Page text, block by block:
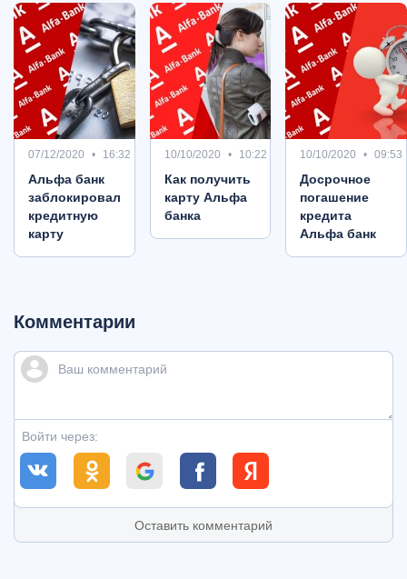
07/12/2020 16:32
Альфа банк
заблокировал
кредитную
карту
10/10/2020 10:22
Как получить
карту Альфа
банка
10/10/2020 09:53
Досрочное
погашение
кредита
Альфа банк
Комментарии
Войти через:
Оставить комментарий